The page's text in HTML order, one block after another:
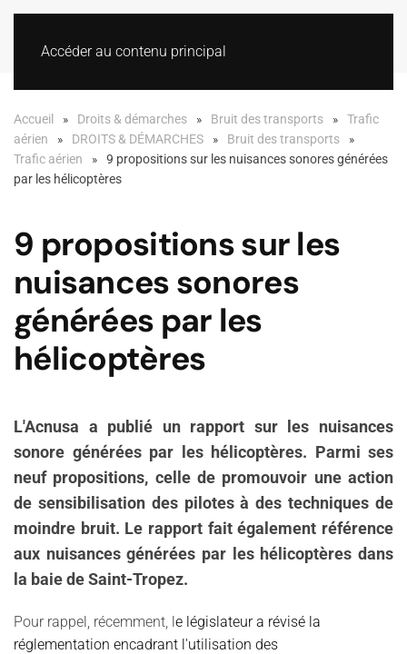
Accéder au contenu principal
Accueil Droits & démarches Bruit des transports
Trafic
aérien
DROITS & DÉMARCHES
Bruit des transports
Trafic aérien
9 propositions sur les nuisances sonores générées
par les hélicoptères
9 propositions sur les
nuisances sonores
générées par les
hélicoptères
L'Acnusa a publié un rapport sur les nuisances
sonore générées par les hélicoptères. Parmi ses
neuf propositions, celle de promouvoir une action
de sensibilisation des pilotes à des techniques de
moindre bruit. Le rapport fait également référence
aux nuisances générées par les hélicoptères dans
la baie de Saint-Tropez.
Pour rappel, récemment, le législateur a révisé la
réglementation encadrant l'utilisation des